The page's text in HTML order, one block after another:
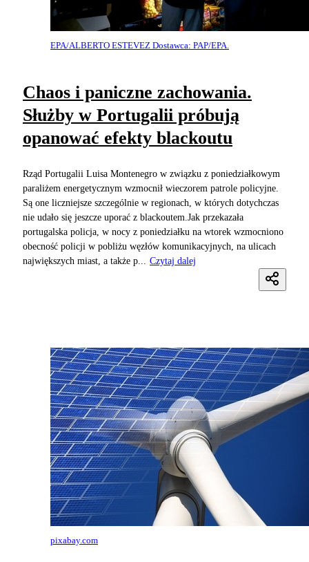
EPA/ALBERTO ESTEVEZ Dostawca: PAP/EPA.
Chaos i paniczne zachowania.
Służby w Portugalii próbują
opanować efekty blackoutu
Rząd Portugalii Luisa Montenegro w związku z poniedziałkowym
paraliżem energetycznym wzmocnił wieczorem patrole policyjne.
Są one liczniejsze szczególnie w regionach, w których dotychczas
nie udało się jeszcze uporać z blackoutem.Jak przekazała
portugalska policja, w nocy z poniedziałku na wtorek wzmocniono
obecność policji w pobliżu węzłów komunikacyjnych, na ulicach
największych miast, a także p... Czytaj dalej
pixabay.com